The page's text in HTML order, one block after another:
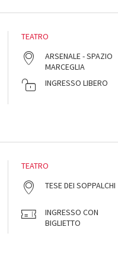
TEATRO
ARSENALE - SPAZIO
MARCEGLIA
INGRESSO LIBERO
TEATRO
TESE DEI SOPPALCHI
INGRESSO CON
BIGLIETTO